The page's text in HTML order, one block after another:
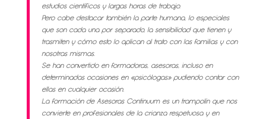
estudios científicos y largas horas de trabajo.
Pero cabe destacar también la parte humana, lo especiales
que son cada una por separado, la sensibilidad que tienen y
trasmiten y cómo esto lo aplican al trato con las familias y con
nosotras mismas.
Se han convertido en formadoras, asesoras, incluso en
determinadas ocasiones en «psicólogas» pudiendo contar con
ellas en cualquier ocasión.
La formación de Asesoras Continuum es un trampolín que nos
convierte en profesionales de la crianza respetuosa y en